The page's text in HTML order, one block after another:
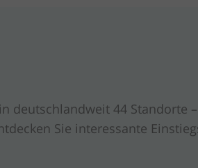
deutschlandweit 44 Standorte
Sie interessante